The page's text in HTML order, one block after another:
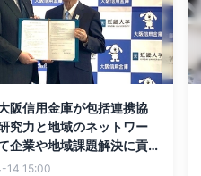
阪信用金庫が包括連携協
究力と地域のネットワー
企業や地域課題解決に貢
14 15:00